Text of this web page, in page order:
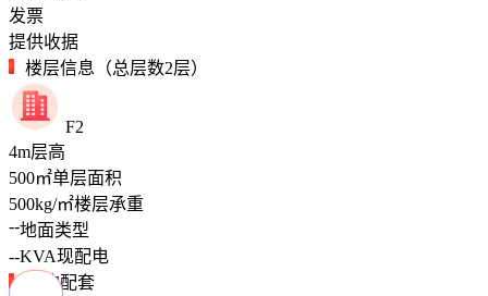
发票
提供收据
楼层信息（总层数2层）
F2
4m层高
500㎡单层面积
500kg/㎡楼层承重
--地面类型
--KVA现配电
周边配套